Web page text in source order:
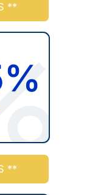
**
**